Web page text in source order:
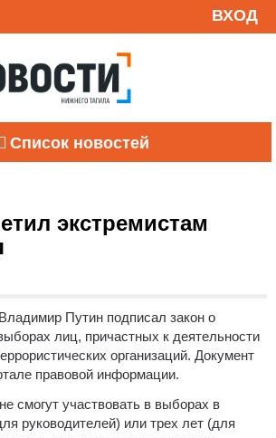
ВХОД
Список новостей
экстремистам
Путин подписал закон о
лиц, причастных к деятельности
организаций. Документ
правовой информации.
смогут участвовать в выборах в
руководителей) или трех лет (для